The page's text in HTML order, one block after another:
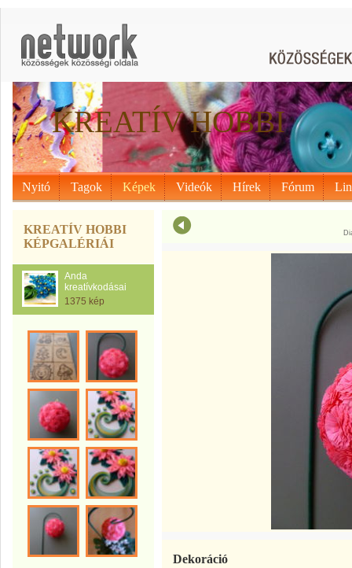
KREATÍV HOBBI
Nyitó Tagok Képek Videók Hírek Fórum
KREATÍV HOBBI
KÉPGALÉRIÁI
Anda
kreatívkodásai
1375 kép
Dekoráció